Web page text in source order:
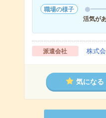
職場の様子
活気が
派遣会社 株式
気になる